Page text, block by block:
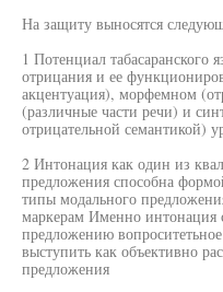
На защиту выносятся
1 Потенциал
отрицания и ее
акцентуация), морфемном
(различные части речи) и
отрицательной семантикой)
2 Интонация как один из
предложения способна
типы модального
маркерам Именно интонация
предложению
выступить как объективно
предложения